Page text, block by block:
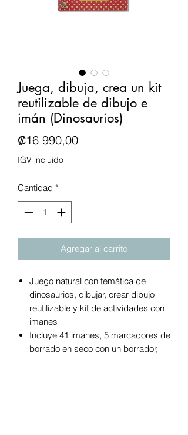
Juega, dibuja, crea un kit
reutilizable de dibujo e
imán (Dinosaurios)
₡16 990,00Precio
IGV incluido
Cantidad *
Agregar al carrito
Juego natural con temática de
dinosaurios, dibujar, crear dibujo
reutilizable y kit de actividades con
imanes
Incluye 41 imanes, 5 marcadores de
borrado en seco con un borrador,